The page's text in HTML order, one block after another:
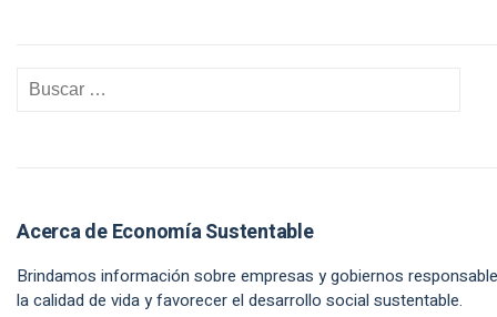
Acerca de Economía Sustentable
Brindamos información sobre empresas y gobiernos
la calidad de vida y favorecer el desarrollo social sustentable.